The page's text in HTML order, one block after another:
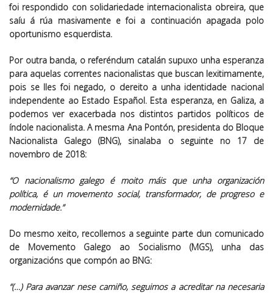
foi respondido con solidariedade internacionalista obreira, que
saíu á rúa masivamente e foi a continuación apagada polo
oportunismo esquerdista.
Por outra banda, o referéndum catalán supuxo unha esperanza
para aquelas correntes nacionalistas que buscan lexitimamente,
pois se lles foi negado, o dereito a unha identidade nacional
independente ao Estado Español. Esta esperanza, en Galiza, a
podemos ver exacerbada nos distintos partidos políticos de
índole nacionalista. A mesma Ana Pontón, presidenta do Bloque
Nacionalista Galego (BNG), sinalaba o seguinte no 17 de
novembro de 2018:
“O nacionalismo galego é moito máis que unha organización
política, é un movemento social, transformador, de progreso e
modernidade.”
Do mesmo xeito, recollemos a seguinte parte dun comunicado
de Movemento Galego ao Socialismo (MGS), unha das
organizacións que compón ao BNG:
“(…) Para avanzar nese camiño, seguimos a acreditar na necesaria